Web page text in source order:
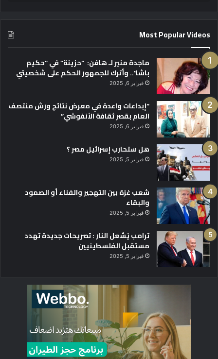
Most Popular Videos
ماجدة منير لـ هافن: “حزينة” في “حكيم
باشا”.. وأترك للجمهور الحكم على شخصيتي
فبراير 6, 2025
“إبداعات واعدة في معرض نتائج ورش منتصف
العام بقصر ثقافة الأنفوشي”
فبراير 6, 2025
هل ستحارب إسرائيل مصر ؟
فبراير 5, 2025
شعب غزة بين التهجير والفناء أو الصمود
والبقاء
فبراير 5, 2025
ترامب يُشعل النار : تصريحات جديدة تهدد
مستقبل الفلسطينيين
فبراير 5, 2025